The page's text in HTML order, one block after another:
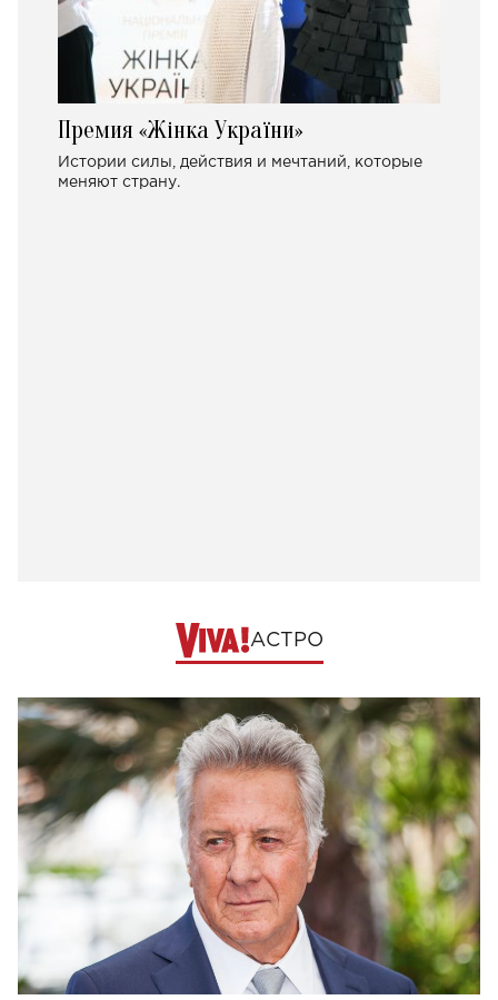
Премия «Жінка України»
Истории силы, действия и мечтаний, которые
меняют страну.
АСТРО